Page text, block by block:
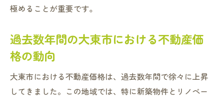
市場トレンドに基づいた適正価格の設定方
不動産売却における大東市の最適なタイミング
を見極める秘訣
季節ごとの売却の強みと弱み
経済情勢が市場に与える影響について
極めることが重要です。
過去数年間の大東市における不動産価
格の動向
大東市における不動産価格は、過去数年間で徐々に上昇
してきました。この地域では、特に新築物件とリノベー